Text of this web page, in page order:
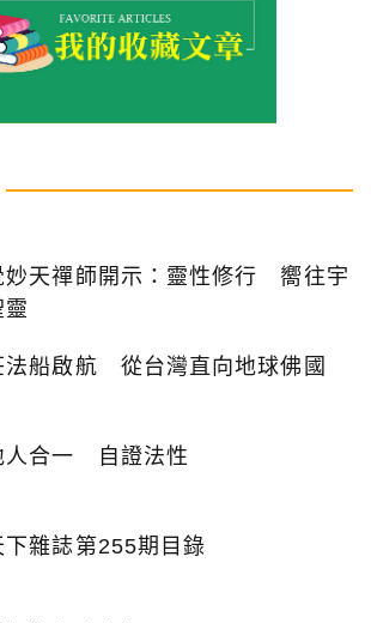
妙天禪師開示：靈性修行 嚮往宇
靈
法船啟航 從台灣直向地球佛國
人合一 自證法性
下雜誌第255期目錄